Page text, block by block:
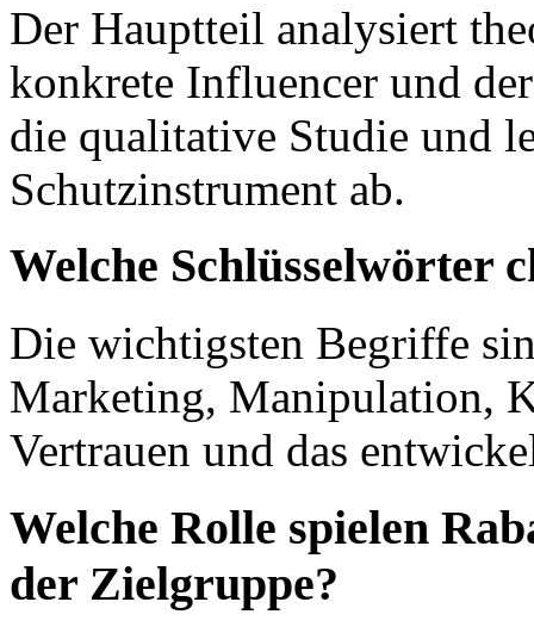
Der Hauptteil analysiert
konkrete Influencer und
die qualitative Studie und
Schutzinstrument ab.
Welche Schlüsselwörter
Die wichtigsten Begriffe
Marketing, Manipulation,
Vertrauen und das
Welche Rolle spielen
der Zielgruppe?